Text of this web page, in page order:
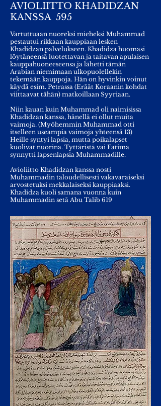
AVIOLIITTO KHADIDZAN
KANSSA 595
Vartuttuaan nuoreksi mieheksi Muhammad
pestautui rikkaan kauppiaan lesken
Khadidzan palvelukseen. Khadidza huomasi
löytäneensä luotettavan ja taitavan apulaisen
kauppahuoneeseensa.ja lähetti tämän
Arabian niemimaan ulkopuolellekin
tekemään kauppoja. Hän on hyvinkin voinut
käydä esim. Petrassa (Eräät Koraanin kohdat
viittaavat tähän) matkoillaan Syyriaan.
Niin kauan kuin Muhammad oli naimisissa
Khadidzan kanssa, hänellä ei ollut muita
vaimoja. (Myöhemmin Muhammad otti
itselleen useampia vaimoja yhteensä 13)
Heille syntyi lapsia, mutta poikalapset
kuolivat nuorina. Tyttäristä vai Fatima
synnytti lapsenlapsia Muhammadille.
Avioliitto Khadidzan kanssa nosti
Muhammadin taloudellisesti vakavaraiseksi
arvostetuksi mekkalaiseksi kauppiaaksi.
Khadidza kuoli samana vuonna kuin
Muhammadin setä Abu Talib 619